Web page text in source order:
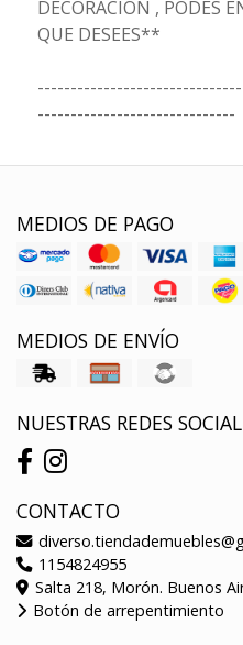
DECORACIÓN , PODES
QUE DESEES**
------------------------------
MEDIOS DE PAGO
MEDIOS DE ENVÍO
NUESTRAS REDES
CONTACTO
1154824955
Salta 218, Morón. Buenos
Botón de arrepentimiento